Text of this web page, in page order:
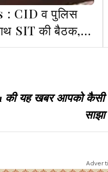
SIT की बैठक,
पर चर्चा
यह खबर आपको कैसी